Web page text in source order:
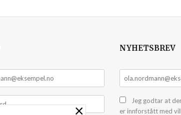
NYHETSBREV
Jeg godtar at
er innforstått med
×